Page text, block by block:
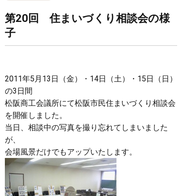
第20回 住まいづくり相談会の様
子
2011年5月13日（金）・14日（土）・15日（日）
の3日間
松阪商工会議所にて松阪市民住まいづくり相談会
を開催しました。
当日、相談中の写真を撮り忘れてしまいました
が、
会場風景だけでもアップいたします。